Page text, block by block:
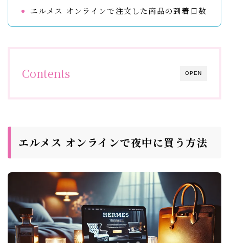
エルメス オンラインで注文した商品の到着日数
OPEN
Contents
エルメス オンラインで夜中に買う方法